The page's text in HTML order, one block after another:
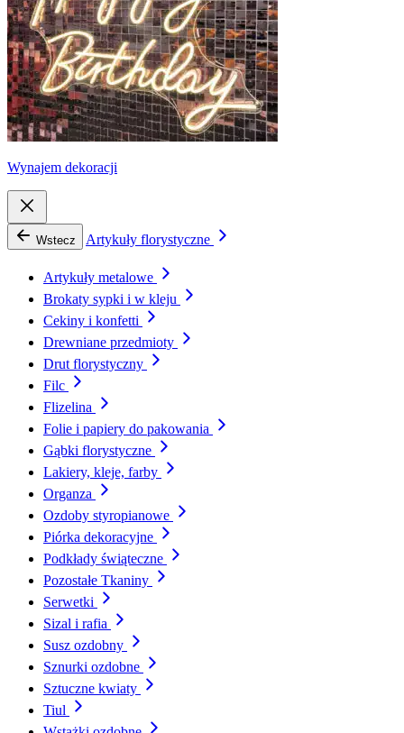
Wynajem dekoracji
Wstecz Artykuły florystyczne
Artykuły metalowe
Brokaty sypki i w kleju
Cekiny i konfetti
Drewniane przedmioty
Drut florystyczny
Filc
Flizelina
Folie i papiery do pakowania
Gąbki florystyczne
Lakiery, kleje, farby
Organza
Ozdoby styropianowe
Piórka dekoracyjne
Podkłady świąteczne
Pozostałe Tkaniny
Serwetki
Sizal i rafia
Susz ozdobny
Sznurki ozdobne
Sztuczne kwiaty
Tiul